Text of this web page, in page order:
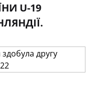
U-19